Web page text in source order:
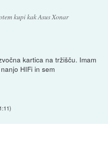
kupi kak Asus Xonar
kartica na tržišču. Imam
HIFi in sem
)